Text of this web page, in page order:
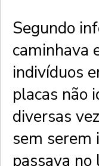
Segundo
caminhava
indivíduos
placas não
diversas
sem serem
passava